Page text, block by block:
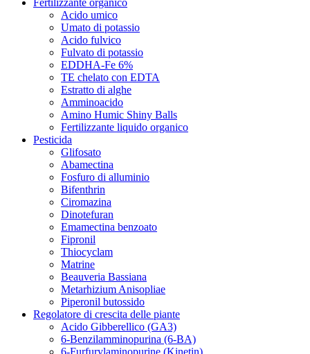
Acido umico
Umato di potassio
Acido fulvico
Fulvato di potassio
EDDHA-Fe 6%
TE chelato con EDTA
Estratto di alghe
Amminoacido
Amino Humic Shiny Balls
Fertilizzante liquido organico
Pesticida
Glifosato
Abamectina
Fosfuro di alluminio
Bifenthrin
Ciromazina
Dinotefuran
Emamectina benzoato
Fipronil
Thiocyclam
Matrine
Beauveria Bassiana
Metarhizium Anisopliae
Piperonil butossido
Regolatore di crescita delle piante
Acido Gibberellico (GA3)
6-Benzilamminopurina (6-BA)
6-Furfurylaminopurine (Kinetin)